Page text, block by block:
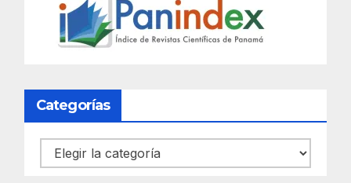
Categorías
Categorías